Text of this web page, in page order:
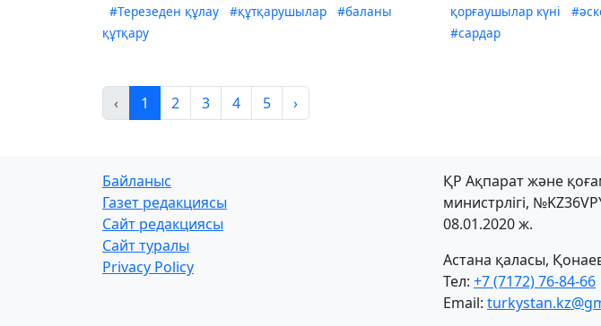
#Терезеден құлау #құтқарушылар
#баланы
құтқару
қорғаушылар күні
#сардар
‹ 1 2 3 4 5 ›
Байланыс
Газет редакциясы
Сайт редакциясы
Сайт туралы
Privacy Policy
ҚР Ақпарат және
министрлігі,
08.01.2020 ж.
Астана қаласы,
Тел: +7 (7172) 76-84-66
Email: